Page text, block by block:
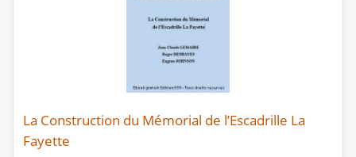
La Construction du Mémorial de l’Escadrille La
Fayette